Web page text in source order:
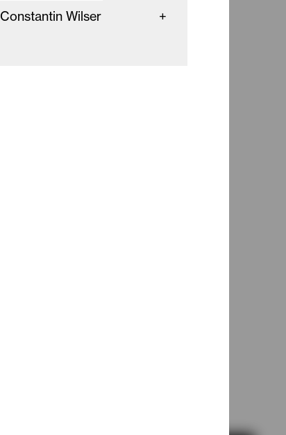
Constantin Wilser